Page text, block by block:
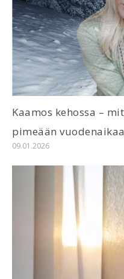
Kaamos kehossa –
pimeään
09.01.2026